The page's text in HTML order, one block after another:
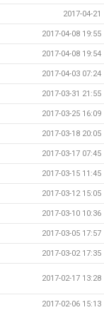
2017-04-21
2017-04-08 19:55
2017-04-08 19:54
2017-04-03 07:24
2017-03-31 21:55
2017-03-25 16:09
2017-03-18 20:05
2017-03-17 07:45
2017-03-15 11:45
2017-03-12 15:05
2017-03-10 10:36
2017-03-05 17:57
2017-03-02 17:35
2017-02-17 13:28
2017-02-06 15:13